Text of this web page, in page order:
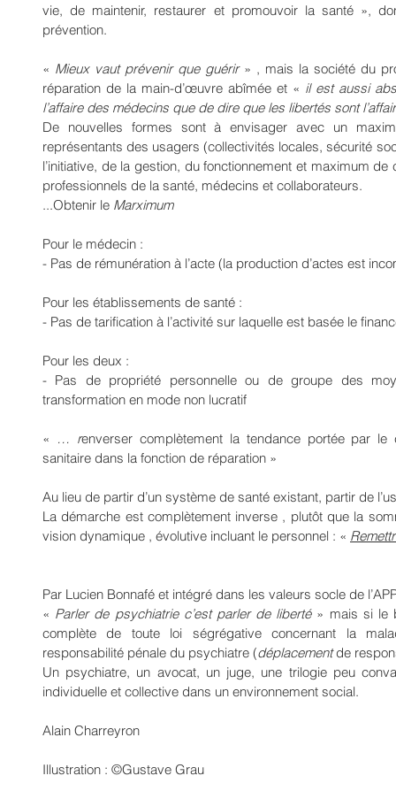
vie, de maintenir, restaurer et promouvoir la santé »,
prévention.
« Mieux vaut prévenir que guérir » , mais la société du profit
réparation de la main-d’œuvre abîmée et « il est aussi
l’affaire des médecins que de dire que les libertés sont
De nouvelles formes sont à envisager avec un
représentants des usagers (collectivités locales, sécurité
l’initiative, de la gestion, du fonctionnement et maximum
professionnels de la santé, médecins et collaborateurs.
...Obtenir le Marximum
Pour le médecin :
- Pas de rémunération à l’acte (la production d’actes est
Pour les établissements de santé :
- Pas de tarification à l’activité sur laquelle est basée le
Pour les deux :
- Pas de propriété personnelle ou de groupe des
transformation en mode non lucratif
« … renverser complètement la tendance portée par
sanitaire dans la fonction de réparation »
Au lieu de partir d’un système de santé existant, partir de
La démarche est complètement inverse , plutôt que la
vision dynamique , évolutive incluant le personnel : «
Par Lucien Bonnafé et intégré dans les valeurs socle de
« Parler de psychiatrie c’est parler de liberté » mais si le
complète de toute loi ségrégative concernant la
responsabilité pénale du psychiatre (déplacement de
Un psychiatre, un avocat, un juge, une trilogie peu
individuelle et collective dans un environnement social.
Alain Charreyron
Illustration : ©Gustave Grau